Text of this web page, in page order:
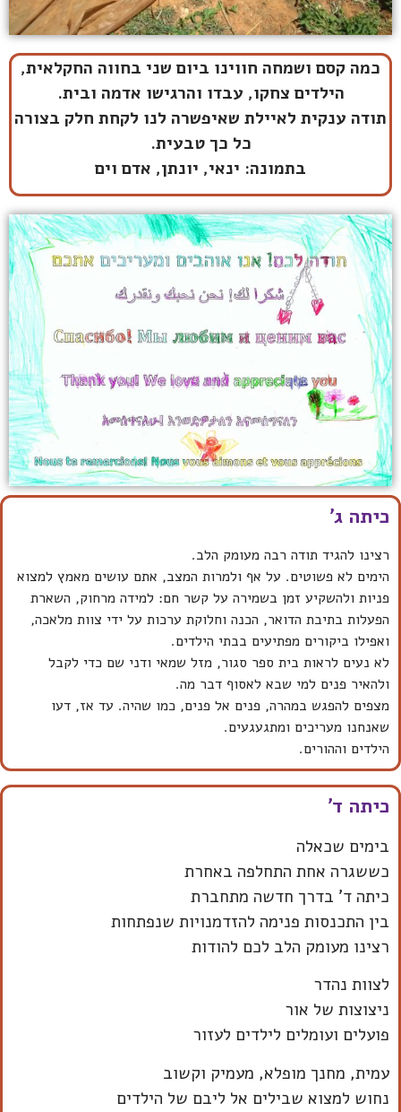
כמה קסם ושמחה חווינו ביום שני בחווה החקלאית,
הילדים צחקו, עבדו והרגישו אדמה ובית.
תודה ענקית לאיילת שאיפשרה לנו לקחת חלק בצורה
כל כך טבעית.
בתמונה: ינאי, יונתן, אדם וים
כיתה ג'
רצינו להגיד תודה רבה מעומק הלב.
הימים לא פשוטים. על אף ולמרות המצב, אתם עושים מאמץ למצוא
פניות ולהשקיע זמן בשמירה על קשר חם: למידה מרחוק, השארת
הפעלות בתיבת הדואר, הכנה וחלוקת ערכות על ידי צוות מלאכה,
ואפילו ביקורים מפתיעים בבתי הילדים.
לא נעים לראות בית ספר סגור, מזל שמאי ודני שם כדי לקבל
ולהאיר פנים למי שבא לאסוף דבר מה.
מצפים להפגש במהרה, פנים אל פנים, כמו שהיה. עד אז, דעו
שאנחנו מעריכים ומתגעגעים.
הילדים וההורים.
כיתה ד'
בימים שכאלה
כששגרה אחת התחלפה באחרת
כיתה ד' בדרך חדשה מתחברת
בין התכנסות פנימה להזדמנויות שנפתחות
רצינו מעומק הלב לכם להודות
לצוות נהדר
ניצוצות של אור
פועלים ועומלים לילדים לעזור
עמית, מחנך מופלא, מעמיק וקשוב
נחוש למצוא שבילים אל ליבם של הילדים